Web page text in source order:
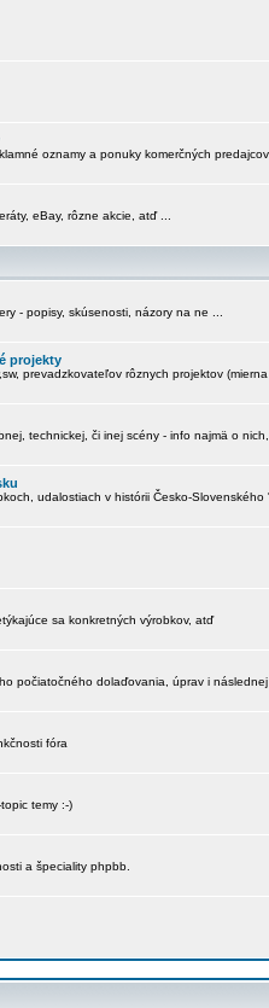
oznamy a ponuky komerčných predajcov
eBay, rôzne akcie, atď ...
- popisy, skúsenosti, názory na ne ...
projekty
prevadzkovateľov rôznych projektov
technickej, či inej scény - info najmä o
udalostiach v histórii Česko-Slovenského
sa konkretných výrobkov, atď
počiatočného dolaďovania, úprav i
fóra
temy :-)
a špeciality phpbb.